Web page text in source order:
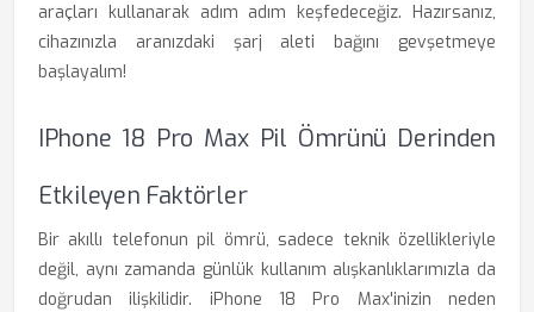
araçları kullanarak adım adım keşfedeceğiz. Hazırsanız,
cihazınızla aranızdaki şarj aleti bağını gevşetmeye
başlayalım!
IPhone 18 Pro Max Pil Ömrünü Derinden
Etkileyen Faktörler
Bir akıllı telefonun pil ömrü, sadece teknik özellikleriyle
değil, aynı zamanda günlük kullanım alışkanlıklarımızla da
doğrudan ilişkilidir. iPhone 18 Pro Max'inizin neden